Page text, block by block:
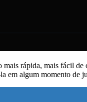
rápida, mais fácil
em algum momento de